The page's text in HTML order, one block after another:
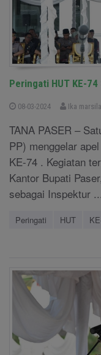
Peringati HUT KE-
08-03-2024 Ika marsila
TANA PASER –
PP) menggelar
KE-74 . Kegiatan
Kantor Bupati
sebagai Inspektur
Peringati HUT